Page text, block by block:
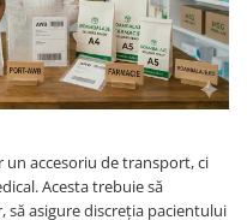
accesoriu de transport, ci
Acesta trebuie să
asigure discreția pacientului